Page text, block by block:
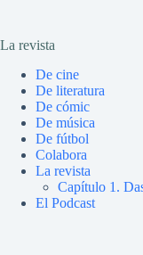
La revista
De cine
De literatura
De cómic
De música
De fútbol
Colabora
La revista
Capítulo 1.
El Podcast